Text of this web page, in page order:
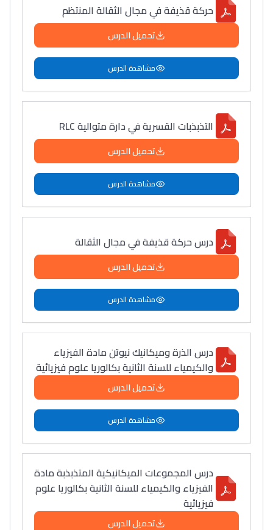
حركة قذيفة في مجال الثقالة المنتظم
تحميل الدرس
مشاهدة الدرس
التذبذبات القسرية في دارة متوالية RLC
تحميل الدرس
مشاهدة الدرس
درس حركة قذيفة في مجال الثقالة
تحميل الدرس
مشاهدة الدرس
درس الذرة وميكانيك نيوتن مادة الفيزياء
والكيمياء للسنة الثانية بكالوريا علوم فيزيائية
تحميل الدرس
مشاهدة الدرس
درس المجموعات الميكانيكية المتذبذبة مادة
الفيزياء والكيمياء للسنة الثانية بكالوريا علوم
فيزيائية
تحميل الدرس